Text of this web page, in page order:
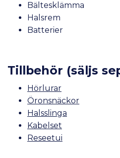
Bältesklämma
Halsrem
Batterier
Tillbehör (säljs
Hörlurar
Öronsnäckor
Halsslinga
Kabelset
Reseetui